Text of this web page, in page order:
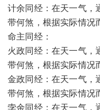
计余同经：在天一气，
带何煞，根据实际情况
命主同经：
火政同经：在天一气，
带何煞，根据实际情况
金政同经：在天一气，
带何煞，根据实际情况
孛余同经：在天一气，